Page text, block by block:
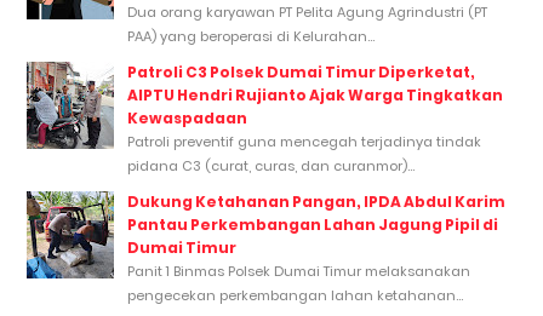
Dua orang karyawan PT Pelita Agung Agrindustri (PT
PAA) yang beroperasi di Kelurahan...
Patroli C3 Polsek Dumai Timur Diperketat,
AIPTU Hendri Rujianto Ajak Warga Tingkatkan
Kewaspadaan
Patroli preventif guna mencegah terjadinya tindak
pidana C3 (curat, curas, dan curanmor)...
Dukung Ketahanan Pangan, IPDA Abdul Karim
Pantau Perkembangan Lahan Jagung Pipil di
Dumai Timur
Panit 1 Binmas Polsek Dumai Timur melaksanakan
pengecekan perkembangan lahan ketahanan...